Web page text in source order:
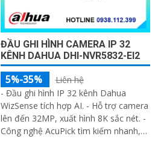
ĐẦU GHI HÌNH CAMERA IP 32
KÊNH DAHUA DHI-NVR5832-EI2
5%-35%
Liên hệ
- Đầu ghi hình IP 32 kênh Dahua
WizSense tích hợp AI. - Hỗ trợ camera
lên đến 32MP, xuất hình 8K sắc nét. -
Công nghệ AcuPick tìm kiếm nhanh,